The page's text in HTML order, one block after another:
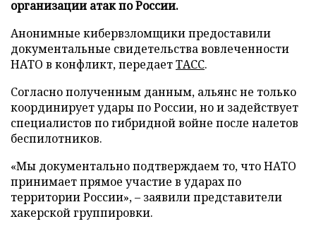
организации атак по России.
Анонимные кибервзломщики предоставили
документальные свидетельства вовлеченности
НАТО в конфликт, передаетТАСС.
Согласно полученным данным, альянс не только
координирует удары по России, но и задействует
специалистов по гибридной войне после налетов
беспилотников.
«Мы документально подтверждаем то, что НАТО
принимает прямое участие в ударах по
территории России», – заявили представители
хакерской группировки.